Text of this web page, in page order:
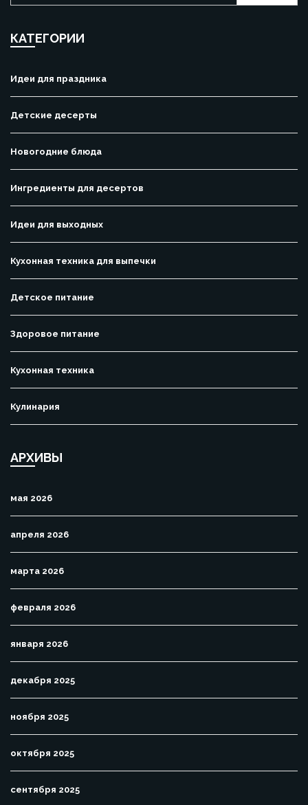
КАТЕГОРИИ
Идеи для праздника
Детские десерты
Новогодние блюда
Ингредиенты для десертов
Идеи для выходных
Кухонная техника для выпечки
Детское питание
Здоровое питание
Кухонная техника
Кулинария
АРХИВЫ
мая 2026
апреля 2026
марта 2026
февраля 2026
января 2026
декабря 2025
ноября 2025
октября 2025
сентября 2025